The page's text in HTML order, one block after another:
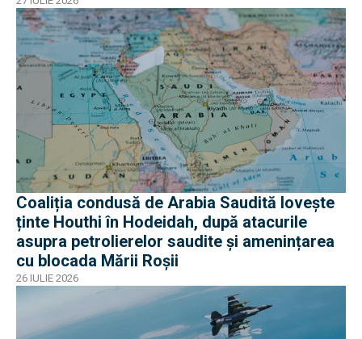
Coaliția condusă de Arabia Saudită lovește
ținte Houthi în Hodeidah, după atacurile
asupra petrolierelor saudite și amenințarea
cu blocada Mării Roșii
26 IULIE 2026